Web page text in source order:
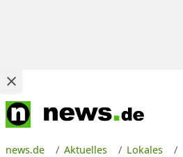
news.de Aktuelles Lokales